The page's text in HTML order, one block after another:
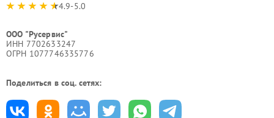
4.9-5.0
ООО "Русервис"
ИНН 7702633247
ОГРН 1077746335776
Поделиться в соц. сетях: